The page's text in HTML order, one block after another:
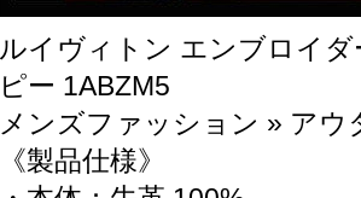
ルイヴィトン エンブロイ
ピー 1ABZM5
メンズファッション » ア
《製品仕様》